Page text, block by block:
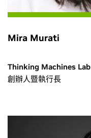
Mira Murati
Thinking Machines Lab
創辦人暨執行長